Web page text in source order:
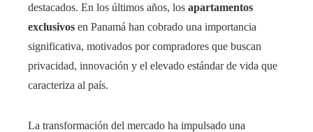
destacados. En los últimos años, los apartamentos
exclusivos en Panamá han cobrado una importancia
significativa, motivados por compradores que buscan
privacidad, innovación y el elevado estándar de vida que
caracteriza al país.
La transformación del mercado ha impulsado una